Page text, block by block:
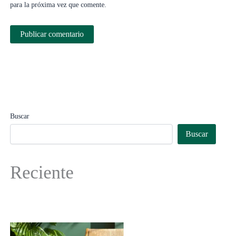
para la próxima vez que comente.
Buscar
Buscar
Reciente